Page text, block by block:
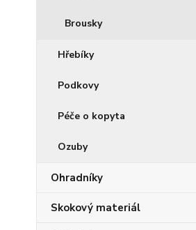
Brousky
Hřebíky
Podkovy
Péče o kopyta
Ozuby
Ohradníky
Skokový materiál